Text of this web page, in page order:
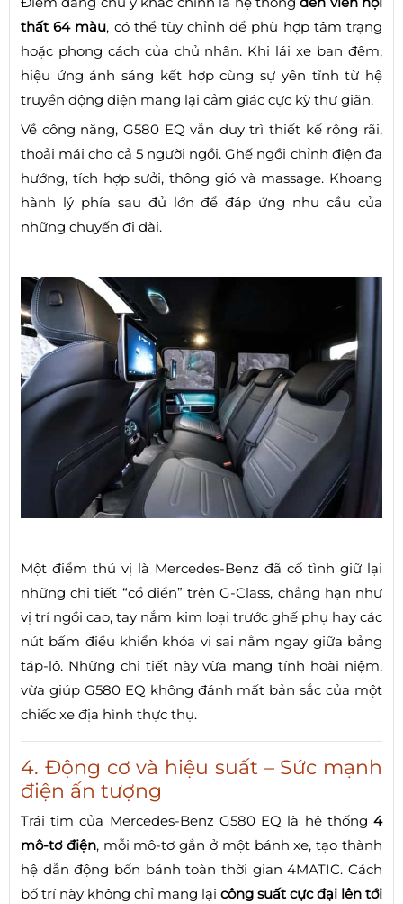
thất 64 màu, có thể tùy chỉnh để phù hợp tâm trạng
hoặc phong cách của chủ nhân. Khi lái xe ban đêm,
hiệu ứng ánh sáng kết hợp cùng sự yên tĩnh từ hệ
truyền động điện mang lại cảm giác cực kỳ thư giãn.
Về công năng, G580 EQ vẫn duy trì thiết kế rộng rãi,
thoải mái cho cả 5 người ngồi. Ghế ngồi chỉnh điện đa
hướng, tích hợp sưởi, thông gió và massage. Khoang
hành lý phía sau đủ lớn để đáp ứng nhu cầu của
những chuyến đi dài.
Một điểm thú vị là Mercedes-Benz đã cố tình giữ lại
những chi tiết “cổ điển” trên G-Class, chẳng hạn như
vị trí ngồi cao, tay nắm kim loại trước ghế phụ hay các
nút bấm điều khiển khóa vi sai nằm ngay giữa bảng
táp-lô. Những chi tiết này vừa mang tính hoài niệm,
vừa giúp G580 EQ không đánh mất bản sắc của một
chiếc xe địa hình thực thụ.
4. Động cơ và hiệu suất – Sức mạnh
điện ấn tượng
Trái tim của Mercedes-Benz G580 EQ là hệ thống 4
mô-tơ điện, mỗi mô-tơ gắn ở một bánh xe, tạo thành
hệ dẫn động bốn bánh toàn thời gian 4MATIC. Cách
bố trí này không chỉ mang lại công suất cực đại lên tới